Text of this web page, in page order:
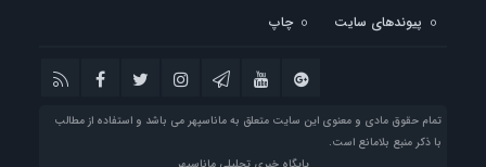
پیوندهای سایت
چاپ
تمام حقوق مادی و معنوی این سایت متعلق به ماناسپهر می باشد و استفاده از مطالب
با ذکر منبع بلامانع است.